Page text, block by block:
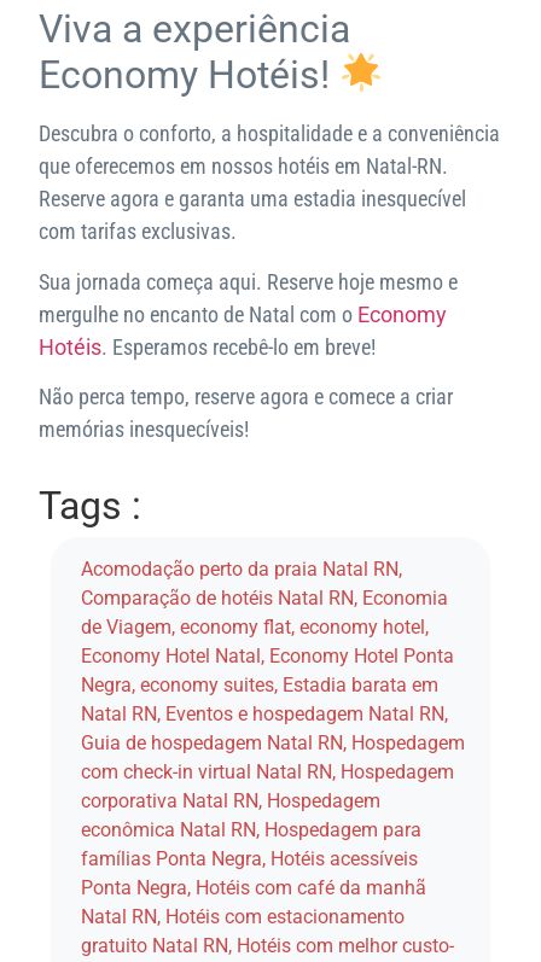
Viva a experiência
Economy Hotéis!
Descubra o conforto, a hospitalidade e a conveniência
que oferecemos em nossos hotéis em Natal-RN.
Reserve agora e garanta uma estadia inesquecível
com tarifas exclusivas.
Sua jornada começa aqui. Reserve hoje mesmo e
mergulhe no encanto de Natal com o Economy
Hotéis. Esperamos recebê-lo em breve!
Não perca tempo, reserve agora e comece a criar
memórias inesquecíveis!
Tags :
Acomodação perto da praia Natal RN,
Comparação de hotéis Natal RN, Economia
de Viagem, economy flat, economy hotel ,
Economy Hotel Natal , Economy Hotel Ponta
Negra, economy suites, Estadia barata em
Natal RN, Eventos e hospedagem Natal RN,
Guia de hospedagem Natal RN, Hospedagem
com check-in virtual Natal RN, Hospedagem
corporativa Natal RN, Hospedagem
econômica Natal RN, Hospedagem para
famílias Ponta Negra, Hotéis acessíveis
Ponta Negra, Hotéis com café da manhã
Natal RN, Hotéis com estacionamento
gratuito Natal RN, Hotéis com melhor custo-